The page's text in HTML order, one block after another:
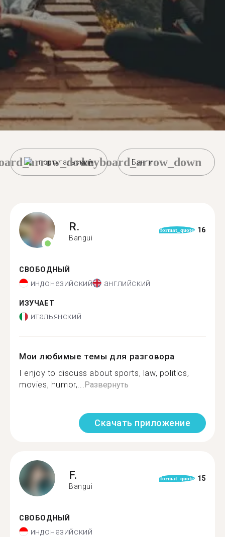
португальский Банги
keyboard_arrow_down
R.
Bangui
format_quote 16
СВОБОДНЫЙ
индонезийский английский
ИЗУЧАЕТ
итальянский
Мои любимые темы для разговора
I enjoy to discuss about sports, law, politics,
movies, humor,...Развернуть
Скачать приложение
F.
Bangui
format_quote 15
СВОБОДНЫЙ
индонезийский